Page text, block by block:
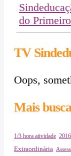
do
TV
Oops,
Mais
1/3 hora atividade 2016
Extraordinária